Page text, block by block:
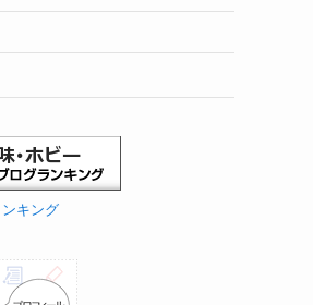
キング